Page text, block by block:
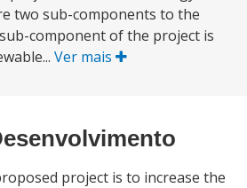
two sub-components to the
component of the project is
Ver mais
project is to increase the